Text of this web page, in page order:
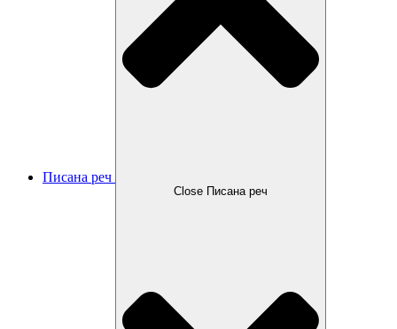
Писана реч
Close Писана реч